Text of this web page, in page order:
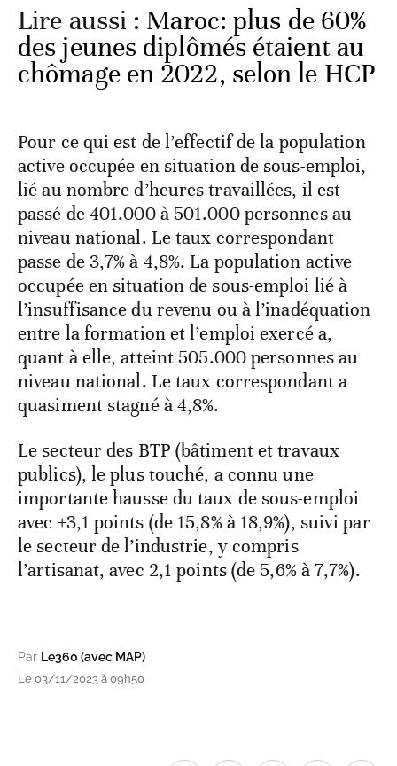
Lire aussi : Maroc: plus de 60%
des jeunes diplômés étaient au
chômage en 2022, selon le HCP
Pour ce qui est de l’effectif de la population
active occupée en situation de sous-emploi,
lié au nombre d’heures travaillées, il est
passé de 401.000 à 501.000 personnes au
niveau national. Le taux correspondant
passe de 3,7% à 4,8%. La population active
occupée en situation de sous-emploi lié à
l’insuffisance du revenu ou à l’inadéquation
entre la formation et l’emploi exercé a,
quant à elle, atteint 505.000 personnes au
niveau national. Le taux correspondant a
quasiment stagné à 4,8%.
Le secteur des BTP (bâtiment et travaux
publics), le plus touché, a connu une
importante hausse du taux de sous-emploi
avec +3,1 points (de 15,8% à 18,9%), suivi par
le secteur de l’industrie, y compris
l’artisanat, avec 2,1 points (de 5,6% à 7,7%).
Par Le360 (avec MAP)
Le 03/11/2023 à 09h50